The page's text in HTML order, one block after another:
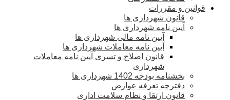
قوانین و مقررات
قانون شهرداری ها
آیین نامه شهرداری ها
آیین نامه مالی شهرداری ها
آیین نامه معاملات شهرداری ها
قانون اصلاح و تسری آیین نامه معاملات
شهرداری
بخشنامه بودجه 1402 شهرداری ها
دفترچه تعرفه عوارض
قانون ارتقا و نظام سلامت اداری